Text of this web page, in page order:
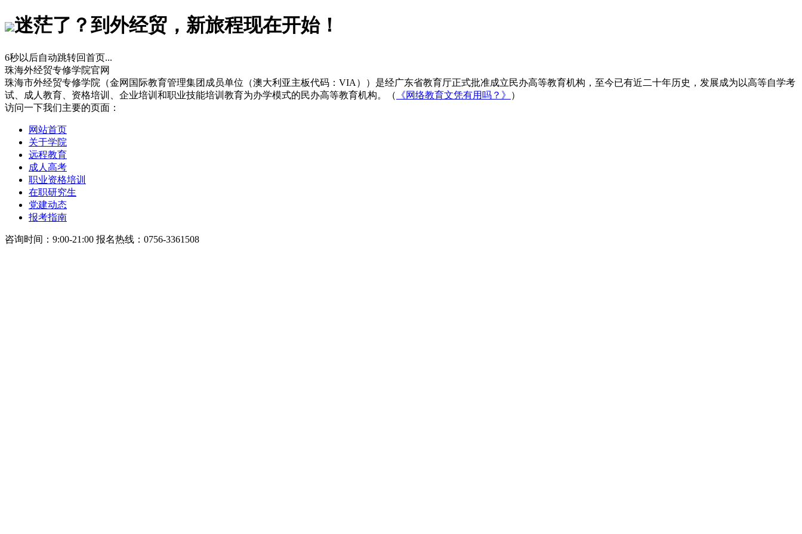
迷茫了？到外经贸，新旅程现在开始！
6秒以后自动跳转回首页...
珠海外经贸专修学院官网
珠海市外经贸专修学院（金网国际教育管理集团成员单位（澳大利亚主板代码：VIA））是经广东省教育厅正式批准成立民办高等教育机构，至今已有近二十年历史，发展成为以高等自学考
试、成人教育、资格培训、企业培训和职业技能培训教育为办学模式的民办高等教育机构。（
《网络教育文凭有用吗？》
）
访问一下我们主要的页面：
网站首页
关于学院
远程教育
成人高考
职业资格培训
在职研究生
党建动态
报考指南
咨询时间：9:00-21:00 报名热线：0756-3361508